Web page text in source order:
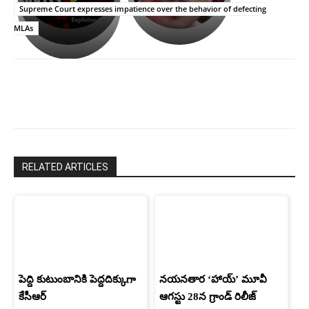
అసంపూర్ణం
స్టార్
హీరోయిన్‏గా
శ్రీనిధి
తీర్చుకున్న
ఉపాసన..
పాపం
రామ్
Supreme Court expresses impatience over the behavior of defecting
MLAs
RELATED ARTICLES
పెద్ది కుటుంబానికి పెద్దదిక్కుగా
కేసీఆర్
నయనతార ‘హాయ్’ మూవీ
ఆగస్టు 28న గ్రాండ్ రిలీజ్